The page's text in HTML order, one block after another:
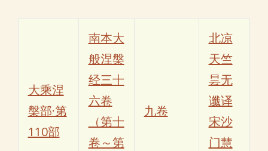
大乘涅
槃部·第
110部
南本大
般涅槃
经三十
六卷
（第十
卷～第
九卷
北凉
天竺
昙无
谶译
宋沙
门慧